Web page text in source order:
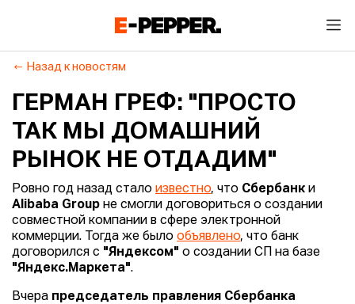
Назад к новостям
ГЕРМАН ГРЕФ: "ПРОСТО
ТАК МЫ ДОМАШНИЙ
РЫНОК НЕ ОТДАДИМ"
Ровно год назад стало известно, что Сбербанк и
Alibaba Group не смогли договориться о создании
совместной компании в сфере электронной
коммерции. Тогда же было объявлено, что банк
договорился с "Яндексом" о создании СП на базе
"Яндекс.Маркета".
Вчера председатель правления Сбербанка